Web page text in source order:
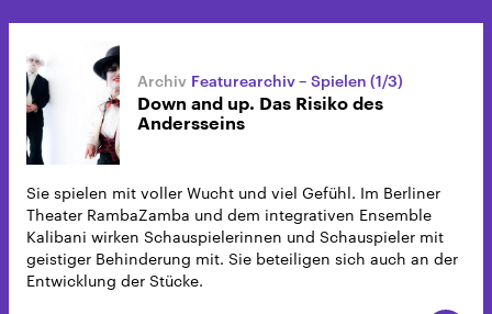
Featurearchiv – Spielen (1/3)
Down and up. Das Risiko des
Andersseins
Sie spielen mit voller Wucht und viel Gefühl. Im Berliner
Theater RambaZamba und dem integrativen Ensemble
Kalibani wirken Schauspielerinnen und Schauspieler mit
geistiger Behinderung mit. Sie beteiligen sich auch an der
Entwicklung der Stücke.